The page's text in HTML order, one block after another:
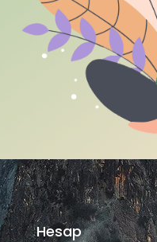
Hesap